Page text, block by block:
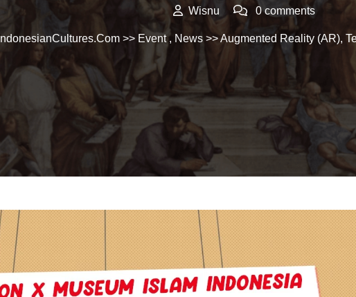
Wisnu 0 comments
IndonesianCultures.Com >> Event, News >> Augmented Reality (AR),